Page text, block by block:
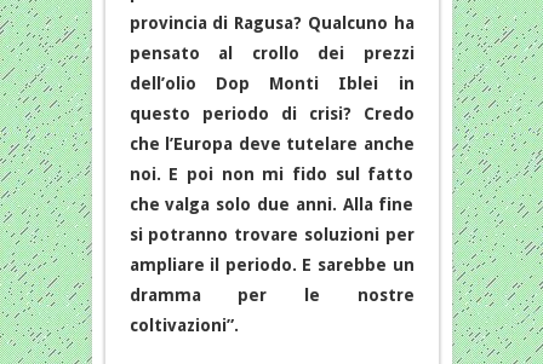
provincia di Ragusa? Qualcuno ha
pensato al crollo dei prezzi
dell’olio Dop Monti Iblei in
questo periodo di crisi? Credo
che l’Europa deve tutelare anche
noi. E poi non mi fido sul fatto
che valga solo due anni. Alla fine
si potranno trovare soluzioni per
ampliare il periodo. E sarebbe un
dramma per le nostre
coltivazioni”.